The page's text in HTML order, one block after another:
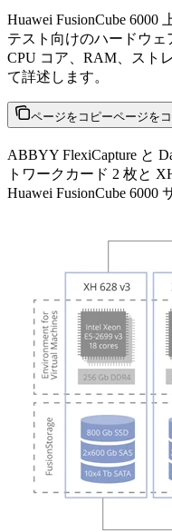
Huawei FusionCube 6000
テスト向けのハードウェ
CPU コア、RAM、スト
て詳述します。
ページをコピーページを
ABBYY FlexiCapture と
トワークカード 2 枚と
Huawei FusionCube 6000